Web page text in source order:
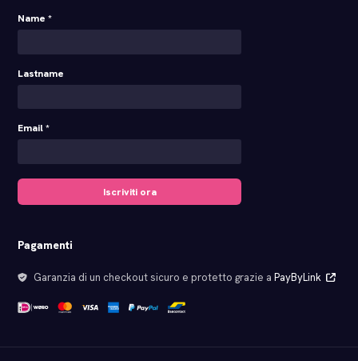
Name *
Lastname
Email *
Iscriviti ora
Pagamenti
Garanzia di un checkout sicuro e protetto grazie aPayByLink